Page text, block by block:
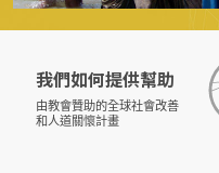
我們如何提供幫助
由教會贊助的全球社會改善
和人道關懷計畫